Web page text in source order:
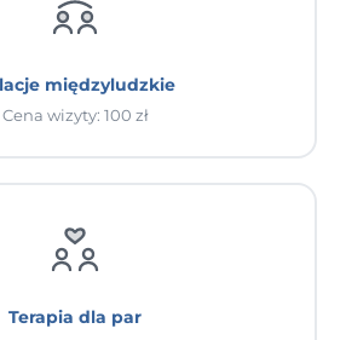
międzyludzkie
Cena wizyty: 100 zł
Terapia dla par